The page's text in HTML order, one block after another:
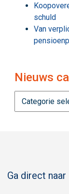
schuld
Van
Nieuws
categorieën
Ga direct naar